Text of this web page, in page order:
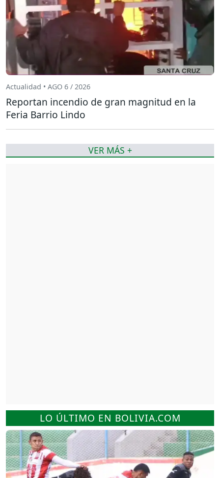
LO ÚLTIMO EN BOLIVIA.COM
Actualidad • AGO 6 / 2026
Reportan incendio de gran magnitud en la
Feria Barrio Lindo
VER MÁS +